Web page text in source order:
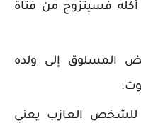
فسيتزوج من فتاة
المسلوق إلى ولده
للشخص العازب يعني